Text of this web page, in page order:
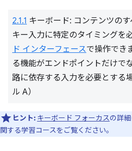
2.1.1 キーボード: コンテンツのす
キー入力に特定のタイミングを
ド インターフェースで操作でき
る機能がエンドポイントだけで
路に依存する入力を必要とする
ル A）
ヒント: キーボード フォーカスの詳
関する学習コースをご覧ください。